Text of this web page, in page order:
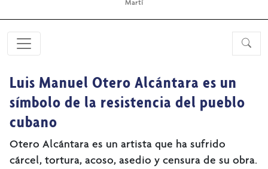
Martí
Luis Manuel Otero Alcántara es un
símbolo de la resistencia del pueblo
cubano
Otero Alcántara es un artista que ha sufrido
cárcel, tortura, acoso, asedio y censura de su obra.